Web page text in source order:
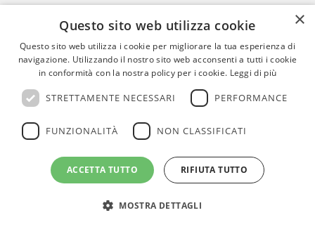
02 300761– info@mottaeditore.it–
08233380966 – Cap.Soc. € 1.000.000 I.V. –
REA MI 2011580
CHI SIAMO LE OPERE RICONOSCIMENTI PER I CLIENTI
AGENZIE RASSEGNA CONTATTI AREA RISERVATA
×
Questo sito web utilizza cookie
Questo sito web utilizza i cookie per migliorare la tua esperienza di
navigazione. Utilizzando il nostro sito web acconsenti a tutti i cookie
in conformità con la nostra policy per i cookie. Leggi di più
STRETTAMENTE NECESSARI PERFORMANCE
FUNZIONALITÀ NON CLASSIFICATI
ACCETTA TUTTO RIFIUTA TUTTO
MOSTRA DETTAGLI